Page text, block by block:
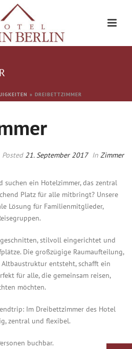
» DREIBETTZIMMER
Posted 21. September 2017 In Zimmer
ein Hotelzimmer, das zentral
Platz für alle mitbringt? Unsere
Lösung für Familienmitglieder,
stilvoll eingerichtet und
Die großzügige Raumaufteilung,
entsteht, schafft ein
für alle, die gemeinsam reisen,
möchten.
Im Dreibettzimmer des Hotel
zentral und flexibel.
buchbar.